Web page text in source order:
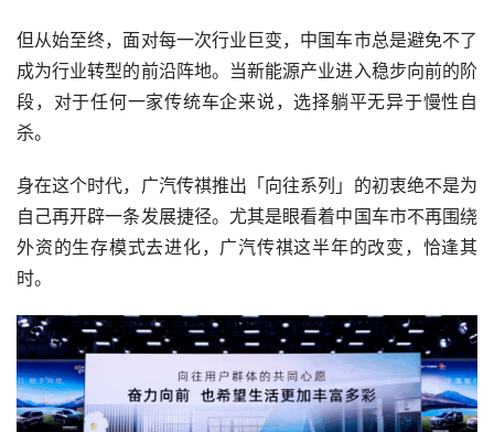
但从始至终，面对每一次行业巨变，中国车市总是避免不了
成为行业转型的前沿阵地。当新能源产业进入稳步向前的阶
段，对于任何一家传统车企来说，选择躺平无异于慢性自
杀。
身在这个时代，广汽传祺推出「向往系列」的初衷绝不是为
自己再开辟一条发展捷径。尤其是眼看着中国车市不再围绕
外资的生存模式去进化，广汽传祺这半年的改变，恰逢其
时。